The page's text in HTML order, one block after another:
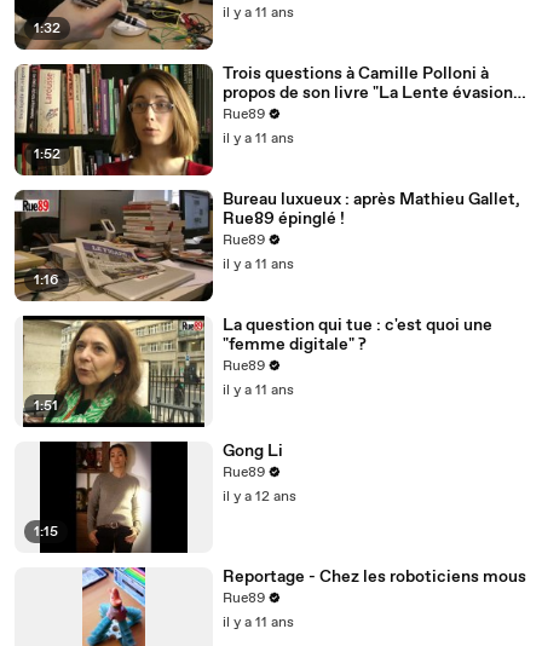
1:32
il y a 11 ans
1:52
Trois questions à Camille Polloni à
propos de son livre "La Lente évasion"
(Mars 2015, Premier Parallèle)
Rue89
il y a 11 ans
1:16
Bureau luxueux : après Mathieu Gallet,
Rue89 épinglé !
Rue89
il y a 11 ans
1:51
La question qui tue : c'est quoi une
"femme digitale" ?
Rue89
il y a 11 ans
1:15
Gong Li
Rue89
il y a 12 ans
Reportage - Chez les roboticiens mous
Rue89
il y a 11 ans